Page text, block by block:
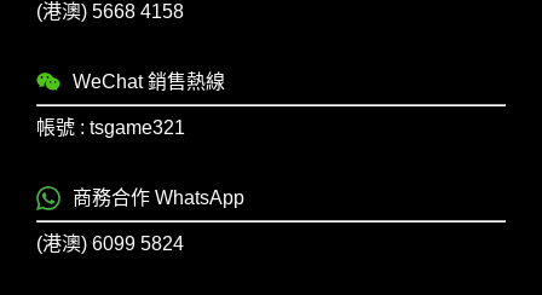
(港澳) 5668 4158
WeChat 銷售熱線
帳號 : tsgame321
商務合作 WhatsApp
(港澳) 6099 5824